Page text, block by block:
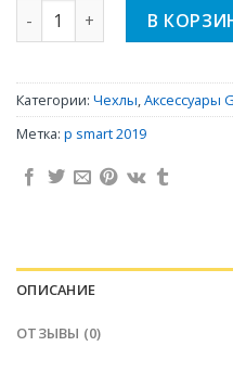
Количество Huawei P
В
Категории: Чехлы,Аксессуары
Метка: p smart 2019
ОПИСАНИЕ
ОТЗЫВЫ (0)